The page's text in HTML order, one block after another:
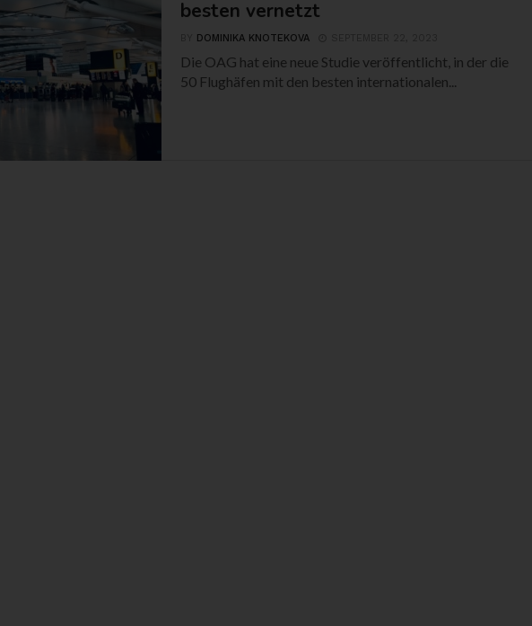
besten vernetzt
DOMINIKA KNOTEKOVA
Die OAG hat eine neue Studie veröffentlicht, in der die
50 Flughäfen mit den besten internationalen...